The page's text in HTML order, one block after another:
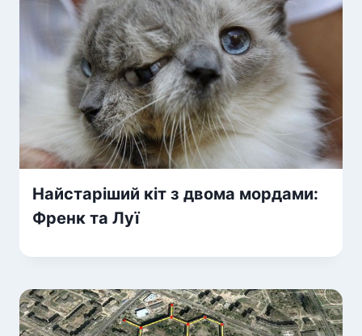
Найстаріший кіт з двома мордами:
Френк та Луї